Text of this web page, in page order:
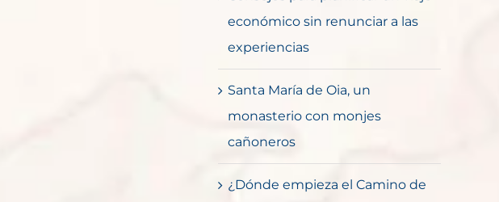
económico sin renunciar a las
experiencias
Santa María de Oia, un
monasterio con monjes
cañoneros
¿Dónde empieza el Camino de